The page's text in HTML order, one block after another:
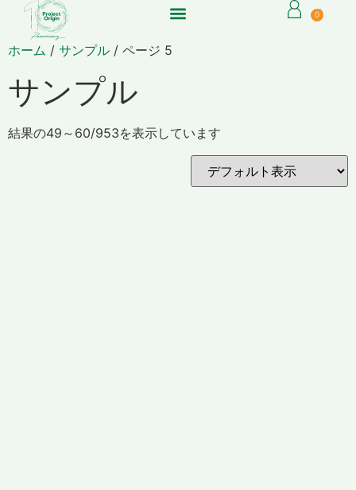
0
ホーム / サンプル / ページ 5
サンプル
結果の49～60/953を表示しています